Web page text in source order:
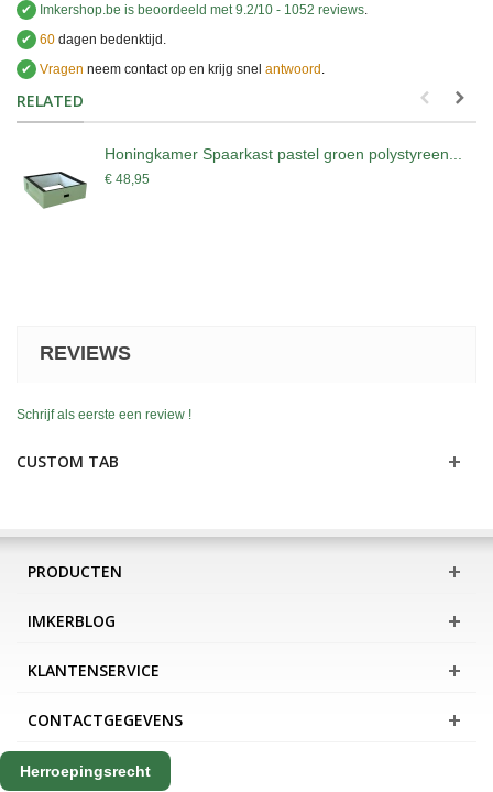
✔
Imkershop.be is beoordeeld met 9.2/10 - 1052 reviews
✔ 60 dagen bedenktijd.
✔ Vragen neem contact op en krijg snel antwoord
RELATED
Honingkamer Spaarkast pastel groen polystyreen...
€ 48,95
REVIEWS
Schrijf als eerste een review !
CUSTOM TAB
PRODUCTEN
IMKERBLOG
KLANTENSERVICE
CONTACTGEGEVENS
Herroepingsrecht